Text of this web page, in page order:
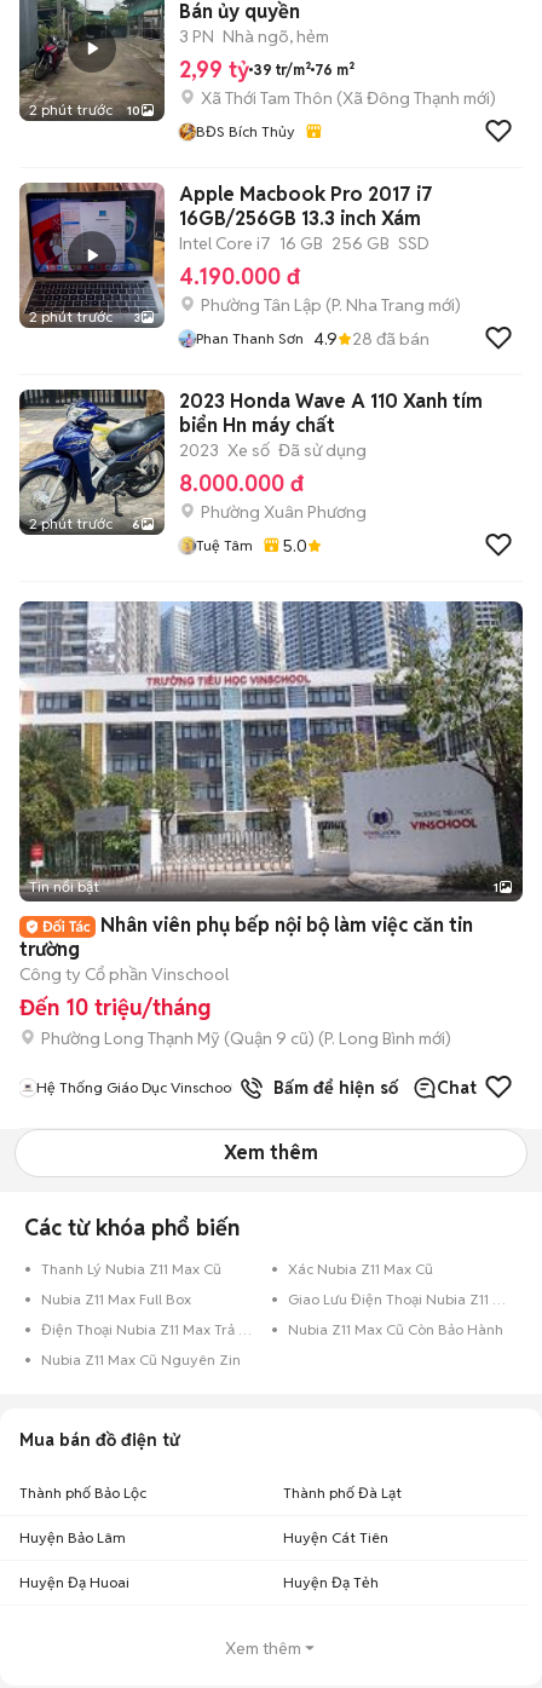
2 phút trước 10
Bán ủy quyền
3 PN Nhà ngõ, hẻm
2,99 tỷ 39 tr/m² 76 m²
Xã Thới Tam Thôn (Xã Đông Thạnh mới)
BĐS Bích Thủy
2 phút trước 3
Apple Macbook Pro 2017 i7
16GB/256GB 13.3 inch Xám
Intel Core i7 16 GB 256 GB SSD
4.190.000 đ
Phường Tân Lập (P. Nha Trang mới)
Phan Thanh Sơn 4.9 28 đã bán
2 phút trước 6
2023 Honda Wave A 110 Xanh tím
biển Hn máy chất
2023 Xe số Đã sử dụng
8.000.000 đ
Phường Xuân Phương
Tuệ Tâm 5.0
Tin nổi bật 1
Nhân viên phụ bếp nội bộ làm việc căn tin
trường
Công ty Cổ phần Vinschool
Đến 10 triệu/tháng
Phường Long Thạnh Mỹ (Quận 9 cũ) (P. Long Bình mới)
Hệ Thống Giáo Dục Vinschool Bấm để hiện số Chat
Xem thêm
Các từ khóa phổ biến
Thanh Lý Nubia Z11 Max Cũ
Xác Nubia Z11 Max Cũ
Nubia Z11 Max Full Box
Giao Lưu Điện Thoại Nubia Z11 Max
Điện Thoại Nubia Z11 Max Trả Góp
Nubia Z11 Max Cũ Còn Bảo Hành
Nubia Z11 Max Cũ Nguyên Zin
Mua bán đồ điện tử
Thành phố Bảo Lộc Thành phố Đà Lạt
Huyện Bảo Lâm Huyện Cát Tiên
Huyện Đạ Huoai Huyện Đạ Tẻh
Xem thêm